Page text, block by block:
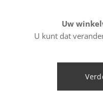
Uw
U kunt dat